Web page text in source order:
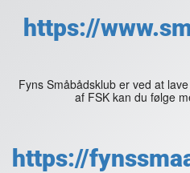
https://
Fyns Småbådsklub er ved at
af FSK kan du følge
https://